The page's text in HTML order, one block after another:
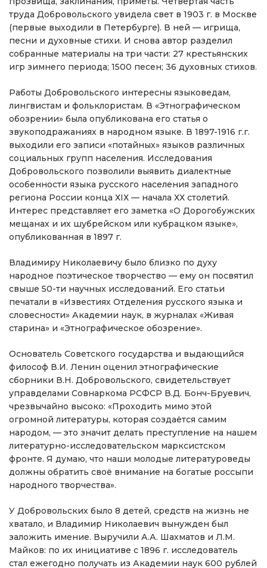
труда Добровольского увидела свет в 1903 г. в Москве
(первые выходили в Петербурге). В ней — игрища,
песни и духовные стихи. И снова автор разделил
собранные материалы на три части: 27 крестьянских
игр зимнего периода; 1500 песен; 36 духовных стихов.
Работы Добровольского интересны языковедам,
лингвистам и фольклористам. В «Этнографическом
обозрении» была опубликована его статья о
звукоподражаниях в народном языке. В 1897-1916 г.г.
выходили его записи «потайных» языков различных
социальных групп населения. Исследования
Добровольского позволили выявить диалектные
особенности языка русского населения западного
региона России конца ХIХ — начала ХХ столетий.
Интерес представляет его заметка «О Дорогобужских
мещанах и их шубрейском или кубрацком языке»,
опубликованная в 1897 г.
Владимиру Николаевичу было близко по духу
народное поэтическое творчество — ему он посвятил
свыше 50-ти научных исследований. Его статьи
печатали в «Известиях Отделения русского языка и
словесности» Академии наук, в журналах «Живая
старина» и «Этнографическое обозрение».
Основатель Советского государства и выдающийся
философ В.И. Ленин оценил этнографические
сборники В.Н. Добровольского, свидетельствует
управделами Совнаркома РСФСР В.Д. Бонч-Бруевич,
чрезвычайно высоко: «Проходить мимо этой
огромной литературы, которая создаётся самим
народом, — это значит делать преступление на нашем
литературно-исследовательском марксистском
фронте. Я думаю, что наши молодые литературоведы
должны обратить своё внимание на богатые россыпи
народного творчества».
У Добровольских было 8 детей, средств на жизнь не
хватало, и Владимир Николаевич вынужден был
заложить имение. Выручили А.А. Шахматов и Л.М.
Майков: по их инициативе с 1896 г. исследователь
стал ежегодно получать из Академии наук 600 рублей